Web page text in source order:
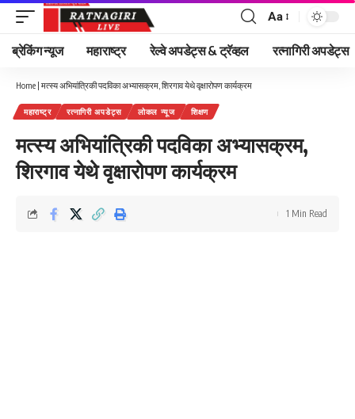
Font
Resizer
Aa
ब्रेकिंग न्यूज महाराष्ट्र रेल्वे अपडेट्स & ट्रॅव्हल रत्नागिरी अपडेट्स
Home | मत्स्य अभियांत्रिकी पदविका अभ्यासक्रम, शिरगाव येथे वृक्षारोपण कार्यक्रम
महाराष्ट्र रत्नागिरी अपडेट्स लोकल न्यूज शिक्षण
मत्स्य अभियांत्रिकी पदविका अभ्यासक्रम,
शिरगाव येथे वृक्षारोपण कार्यक्रम
1 Min Read